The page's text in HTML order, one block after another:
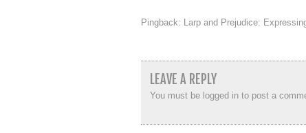
Pingback: Larp and Prejudice:
LEAVE A REPLY
You must be logged in to post a